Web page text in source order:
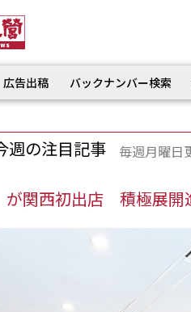
広告出稿 バックナンバー検索
週の注目記事 毎週月曜日
が関西初出店 積極展開